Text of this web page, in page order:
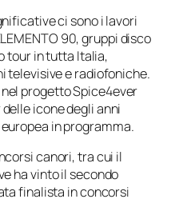
ci sono i lavori
90, gruppi disco
tour in tutta Italia,
televisive e radiofoniche.
progetto Spice4ever
icone degli anni
in programma.
canori, tra cui il
ha vinto il secondo
finalista in concorsi